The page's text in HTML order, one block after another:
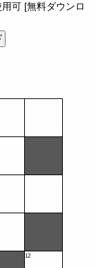
可 [無料ダウンロ
12